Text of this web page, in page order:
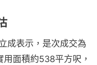
成表示，是次成交為
面積約538平方呎，